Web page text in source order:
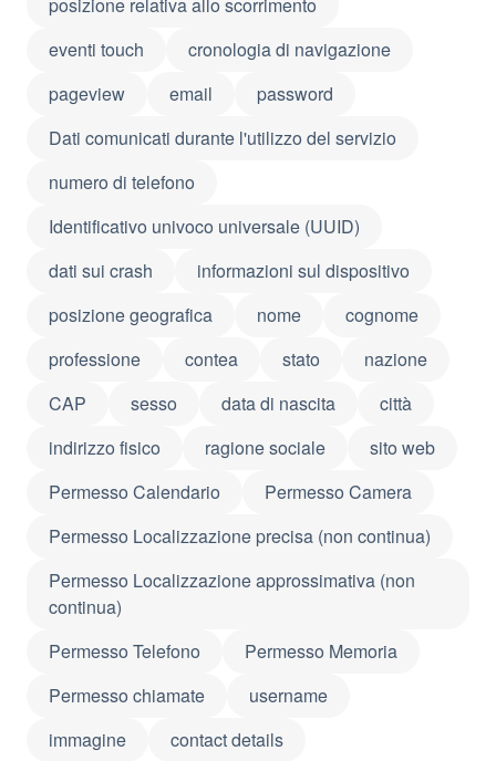
eventi touch
cronologia di navigazione
pageview
email
password
Dati comunicati durante l'utilizzo del servizio
numero di telefono
Identificativo univoco universale (UUID)
dati sui crash
informazioni sul dispositivo
posizione geografica
nome
cognome
professione
contea stato
nazione
CAP
sesso data di nascita
città
indirizzo fisico
ragione sociale
sito web
Permesso Calendario
Permesso Camera
Permesso Localizzazione precisa (non continua)
Permesso Localizzazione approssimativa (non
continua)
Permesso Telefono
Permesso Memoria
Permesso chiamate
username
immagine
contact details